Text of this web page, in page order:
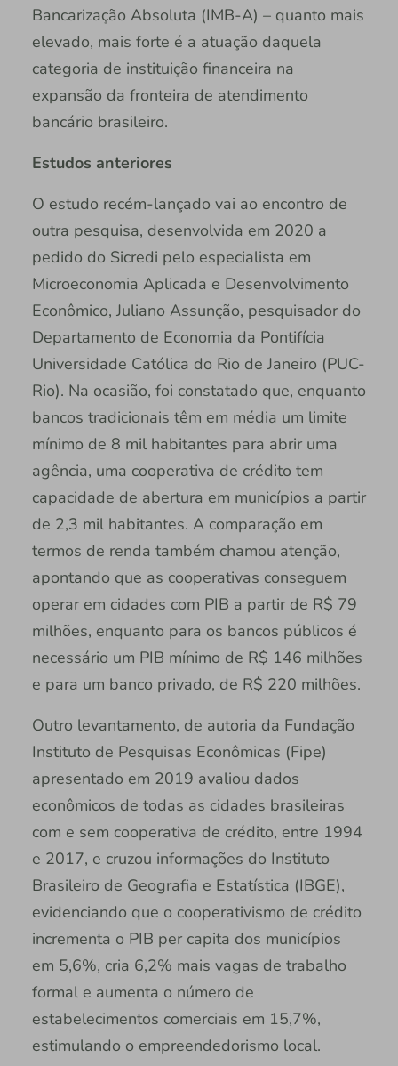
Bancarização Absoluta (IMB-A) – quanto mais
elevado, mais forte é a atuação daquela
categoria de instituição financeira na
expansão da fronteira de atendimento
bancário brasileiro.
Estudos anteriores
O estudo recém-lançado vai ao encontro de
outra pesquisa, desenvolvida em 2020 a
pedido do Sicredi pelo especialista em
Microeconomia Aplicada e Desenvolvimento
Econômico, Juliano Assunção, pesquisador do
Departamento de Economia da Pontifícia
Universidade Católica do Rio de Janeiro (PUC-
Rio). Na ocasião, foi constatado que, enquanto
bancos tradicionais têm em média um limite
mínimo de 8 mil habitantes para abrir uma
agência, uma cooperativa de crédito tem
capacidade de abertura em municípios a partir
de 2,3 mil habitantes. A comparação em
termos de renda também chamou atenção,
apontando que as cooperativas conseguem
operar em cidades com PIB a partir de R$ 79
milhões, enquanto para os bancos públicos é
necessário um PIB mínimo de R$ 146 milhões
e para um banco privado, de R$ 220 milhões.
Outro levantamento, de autoria da Fundação
Instituto de Pesquisas Econômicas (Fipe)
apresentado em 2019 avaliou dados
econômicos de todas as cidades brasileiras
com e sem cooperativa de crédito, entre 1994
e 2017, e cruzou informações do Instituto
Brasileiro de Geografia e Estatística (IBGE),
evidenciando que o cooperativismo de crédito
incrementa o PIB per capita dos municípios
em 5,6%, cria 6,2% mais vagas de trabalho
formal e aumenta o número de
estabelecimentos comerciais em 15,7%,
estimulando o empreendedorismo local.